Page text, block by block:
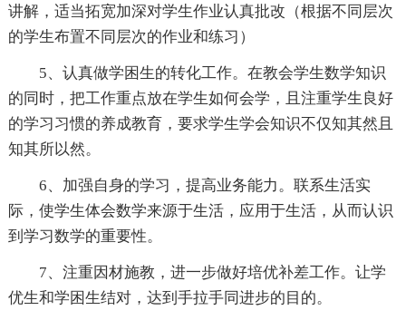
讲解，适当拓宽加深对学生作业认真批改（根据不同层次
的学生布置不同层次的作业和练习）
5、认真做学困生的转化工作。在教会学生数学知识
的同时，把工作重点放在学生如何会学，且注重学生良好
的学习习惯的养成教育，要求学生学会知识不仅知其然且
知其所以然。
6、加强自身的学习，提高业务能力。联系生活实
际，使学生体会数学来源于生活，应用于生活，从而认识
到学习数学的重要性。
7、注重因材施教，进一步做好培优补差工作。让学
优生和学困生结对，达到手拉手同进步的目的。